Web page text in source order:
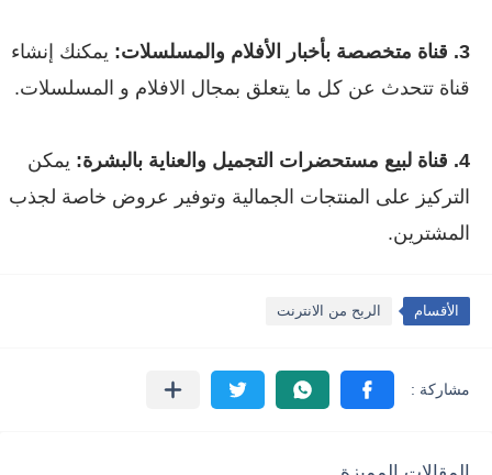
3. قناة متخصصة بأخبار الأفلام والمسلسلات:
يمكنك إنشاء
قناة تتحدث عن كل ما يتعلق بمجال الافلام و المسلسلات.
4. قناة لبيع مستحضرات التجميل والعناية بالبشرة:
يمكن
التركيز على المنتجات الجمالية وتوفير عروض خاصة لجذب
المشترين.
الأقسام الربح من الانترنت